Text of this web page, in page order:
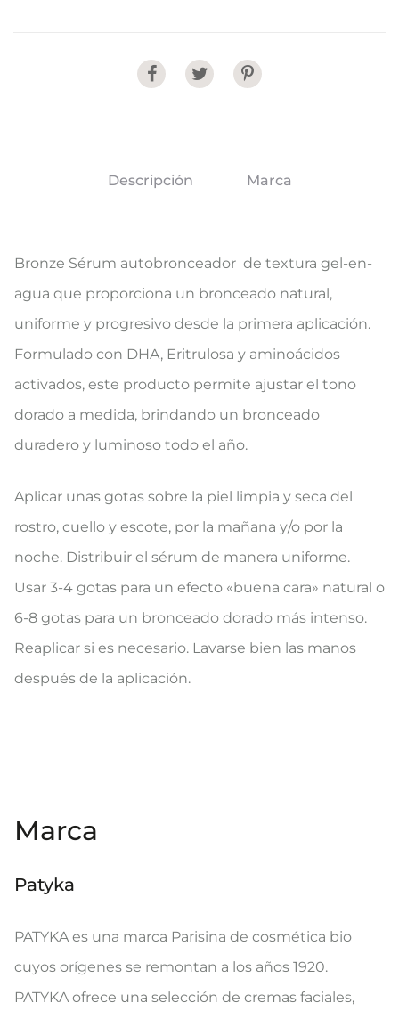
Share
Descripción Marca
Bronze Sérum autobronceador de textura gel-en-
agua que proporciona un bronceado natural,
uniforme y progresivo desde la primera aplicación.
Formulado con DHA, Eritrulosa y aminoácidos
activados, este producto permite ajustar el tono
dorado a medida, brindando un bronceado
duradero y luminoso todo el año.
Aplicar unas gotas sobre la piel limpia y seca del
rostro, cuello y escote, por la mañana y/o por la
noche. Distribuir el sérum de manera uniforme.
Usar 3-4 gotas para un efecto «buena cara» natural o
6-8 gotas para un bronceado dorado más intenso.
Reaplicar si es necesario. Lavarse bien las manos
después de la aplicación.
Marca
Patyka
PATYKA es una marca Parisina de cosmética bio
cuyos orígenes se remontan a los años 1920.
PATYKA ofrece una selección de cremas faciales,